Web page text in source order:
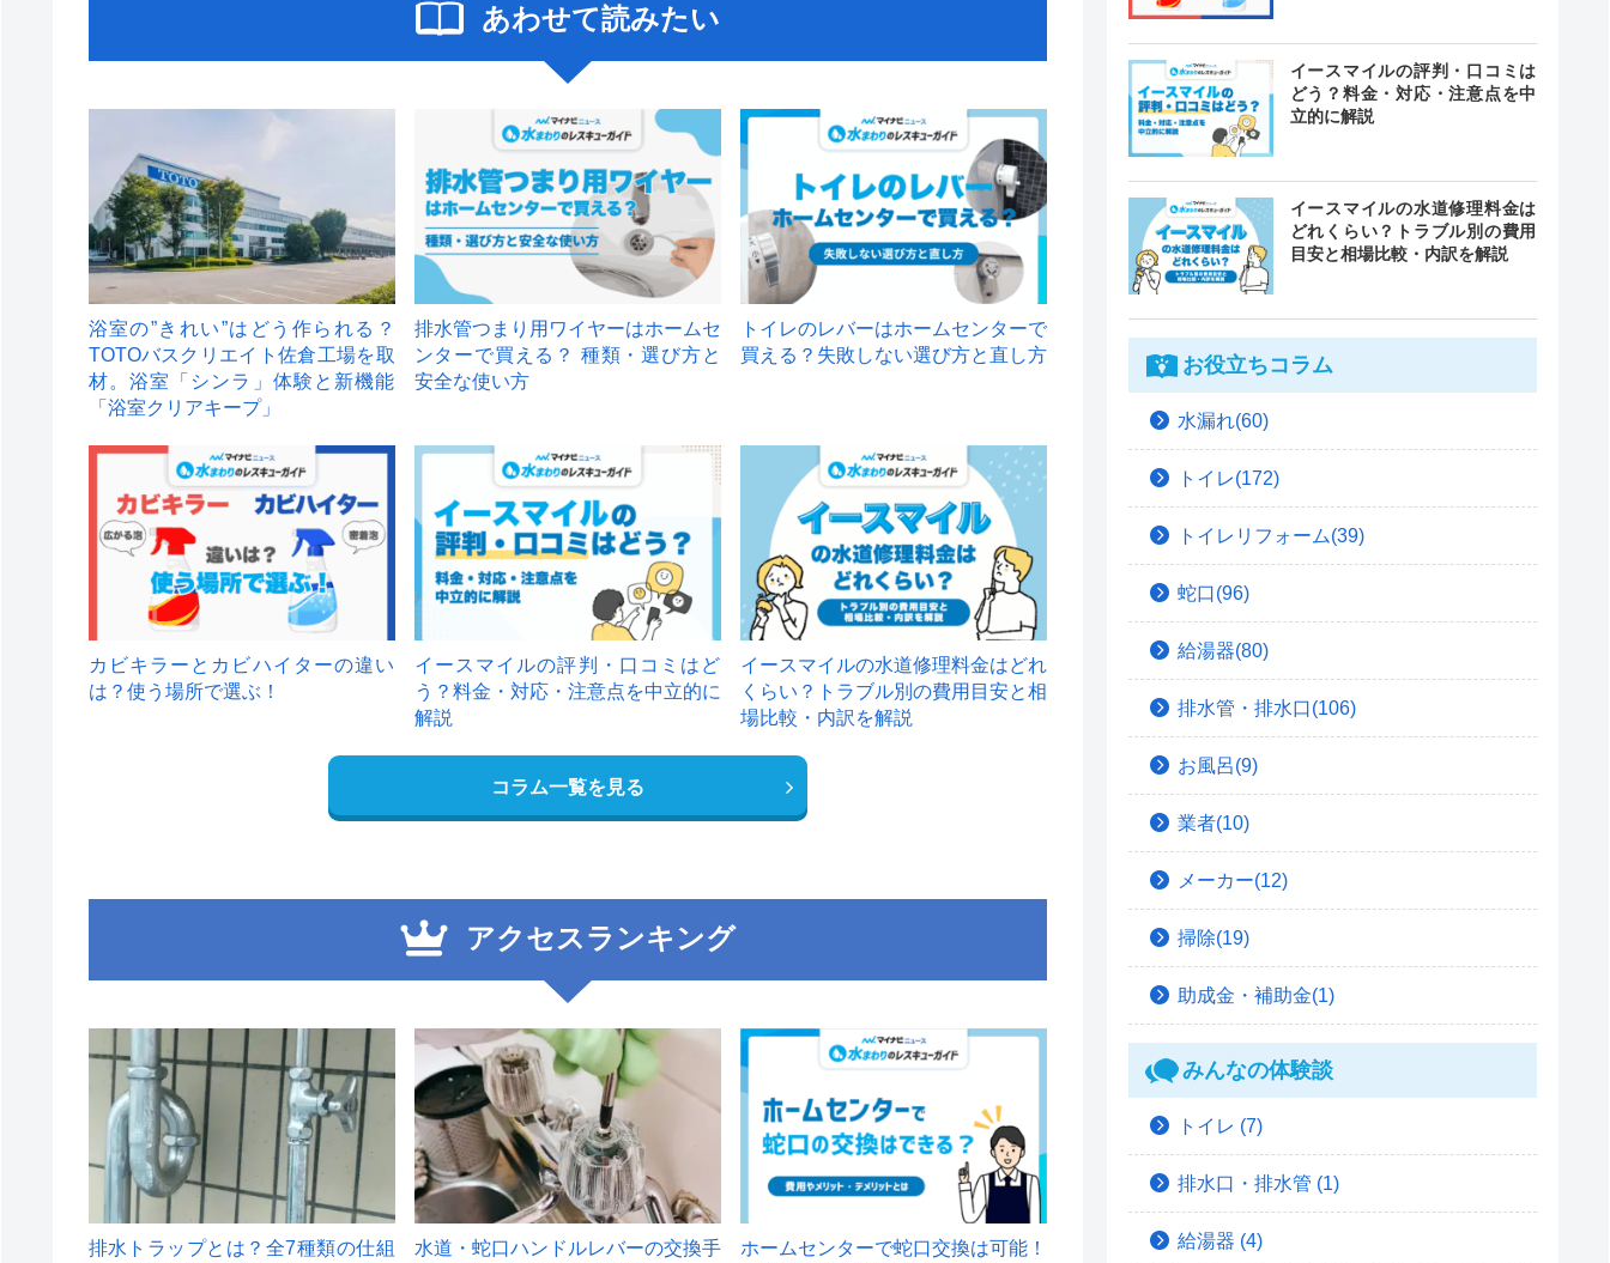
あわせて読みたい
浴室の”きれい”はどう作られる？
TOTOバスクリエイト佐倉工場を取
材。浴室「シンラ」体験と新機能
「浴室クリアキープ」
排水管つまり用ワイヤーはホームセ
ンターで買える？ 種類・選び方と
安全な使い方
トイレのレバーはホームセンターで
買える？失敗しない選び方と直し方
カビキラーとカビハイターの違い
は？使う場所で選ぶ！
イースマイルの評判・口コミはど
う？料金・対応・注意点を中立的に
解説
イースマイルの水道修理料金はどれ
くらい？トラブル別の費用目安と相
場比較・内訳を解説
コラム一覧を見る
アクセスランキング
1
排水トラップとは？全7種類の仕組
2
水道・蛇口ハンドルレバーの交換手
ホームセンターで蛇口交換は可能！
イースマイルの評判・口コミは
どう？料金・対応・注意点を中
立的に解説
イースマイルの水道修理料金は
どれくらい？トラブル別の費用
目安と相場比較・内訳を解説
お役立ちコラム
水漏れ(60)
トイレ(172)
トイレリフォーム(39)
蛇口(96)
給湯器(80)
排水管・排水口(106)
お風呂(9)
業者(10)
メーカー(12)
掃除(19)
助成金・補助金(1)
みんなの体験談
トイレ (7)
排水口・排水管 (1)
給湯器 (4)